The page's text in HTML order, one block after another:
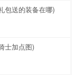
包送的装备在哪)
士加点图)